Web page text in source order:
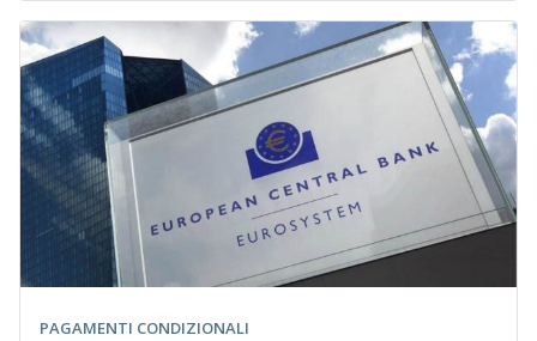
PAGAMENTI CONDIZIONALI